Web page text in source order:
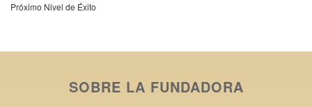
Próximo Nivel de Éxito
SOBRE LA FUNDADORA